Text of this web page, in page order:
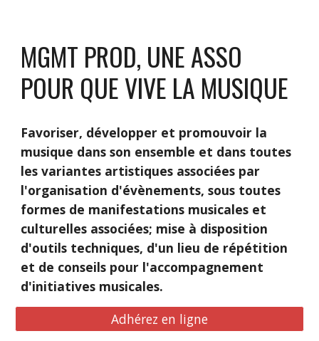
MGMT PROD, UNE ASSO
POUR QUE VIVE LA MUSIQUE
Favoriser, développer et promouvoir la
musique dans son ensemble et dans toutes
les variantes artistiques associées par
l'organisation d'évènements, sous toutes
formes de manifestations musicales et
culturelles associées; mise à disposition
d'outils techniques, d'un lieu de répétition
et de conseils pour l'accompagnement
d'initiatives musicales.
Adhérez en ligne